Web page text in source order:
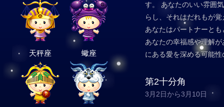
天秤座 蠍座
す。 あなたのいい雰囲
らし、それはだれもが
あなたはパートナーと
あなたの幸福感や理解
にある愛を深める可能
第2十分角
3月2日から3月10日